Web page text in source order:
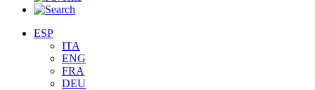
ESP
ITA
ENG
FRA
DEU